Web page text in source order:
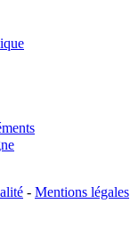
- Mentions légales